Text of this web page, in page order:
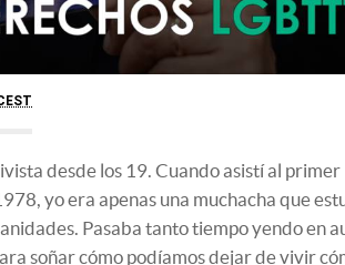
desde los 19. Cuando asistí al primer
yo era apenas una muchacha que
Pasaba tanto tiempo yendo en
soñar cómo podíamos dejar de vivir